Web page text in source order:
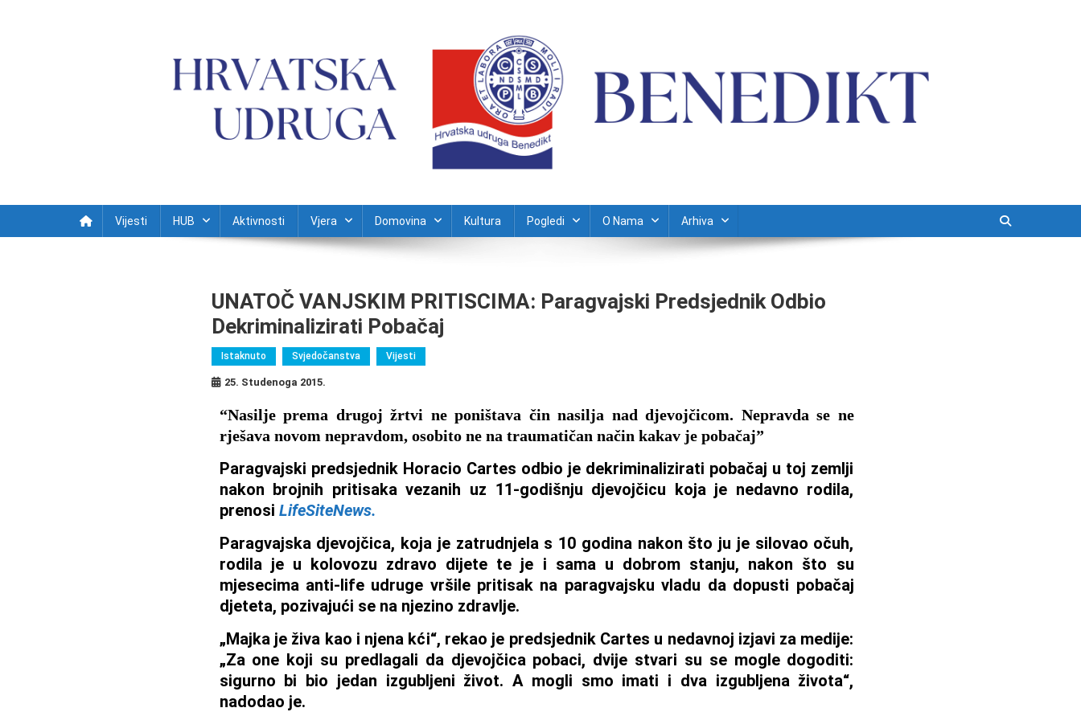
Vijesti HUB Aktivnosti Vjera Domovina Kultura Pogledi O Nama Arhiva
UNATOČ VANJSKIM PRITISCIMA: Paragvajski Predsjednik Odbio
Dekriminalizirati Pobačaj
Istaknuto Svjedočanstva Vijesti
25. Studenoga 2015.
“Nasilje prema drugoj žrtvi ne poništava čin nasilja nad djevojčicom. Nepravda se ne
rješava novom nepravdom, osobito ne na traumatičan način kakav je pobačaj”
Paragvajski predsjednik Horacio Cartes odbio je dekriminalizirati pobačaj u toj zemlji
nakon brojnih pritisaka vezanih uz 11-godišnju djevojčicu koja je nedavno rodila,
prenosi LifeSiteNews.
Paragvajska djevojčica, koja je zatrudnjela s 10 godina nakon što ju je silovao očuh,
rodila je u kolovozu zdravo dijete te je i sama u dobrom stanju, nakon što su
mjesecima anti-life udruge vršile pritisak na paragvajsku vladu da dopusti pobačaj
djeteta, pozivajući se na njezino zdravlje.
„Majka je živa kao i njena kći“, rekao je predsjednik Cartes u nedavnoj izjavi za medije:
„Za one koji su predlagali da djevojčica pobaci, dvije stvari su se mogle dogoditi:
sigurno bi bio jedan izgubljeni život. A mogli smo imati i dva izgubljena života“,
nadodao je.